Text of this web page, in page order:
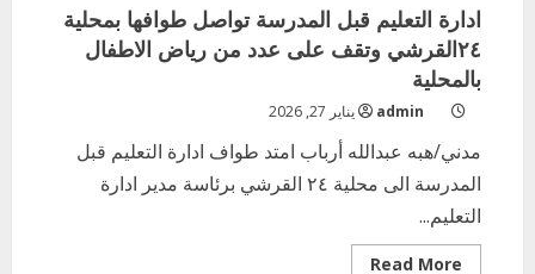
ادارة التعليم قبل المدرسة تواصل طوافها بمحلية
٢٤القرشي وتقف على عدد من رياض الاطفال
بالمحلية
admin يناير 27, 2026
مدني/هبه عبدالله أرباب امتد طواف ادارة التعليم قبل
المدرسة الى محلية ٢٤ القرشي برئاسة مدير ادارة
التعليم...
Read More